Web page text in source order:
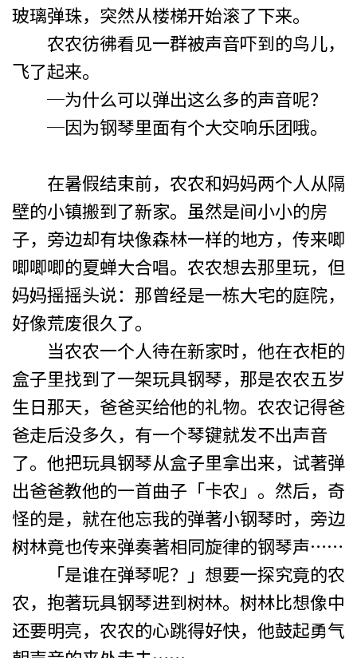
玻璃弹珠，突然从楼梯开始滚了下来。
农农彷彿看见一群被声音吓到的鸟儿，
飞了起来。
─为什么可以弹出这么多的声音呢？
─因为钢琴里面有个大交响乐团哦。
在暑假结束前，农农和妈妈两个人从隔
壁的小镇搬到了新家。虽然是间小小的房
子，旁边却有块像森林一样的地方，传来唧
唧唧唧的夏蝉大合唱。农农想去那里玩，但
妈妈摇摇头说：那曾经是一栋大宅的庭院，
好像荒废很久了。
当农农一个人待在新家时，他在衣柜的
盒子里找到了一架玩具钢琴，那是农农五岁
生日那天，爸爸买给他的礼物。农农记得爸
爸走后没多久，有一个琴键就发不出声音
了。他把玩具钢琴从盒子里拿出来，试著弹
出爸爸教他的一首曲子「卡农」。然后，奇
怪的是，就在他忘我的弹著小钢琴时，旁边
树林竟也传来弹奏著相同旋律的钢琴声……
「是谁在弹琴呢？」想要一探究竟的农
农，抱著玩具钢琴进到树林。树林比想像中
还要明亮，农农的心跳得好快，他鼓起勇气